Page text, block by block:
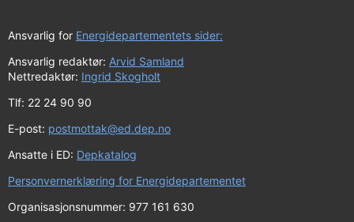
Ansvarlig for Energidepartementets sider:
Ansvarlig redaktør: Arvid Samland
Nettredaktør: Ingrid Skogholt
Tlf: 22 24 90 90
E-post: postmottak@ed.dep.no
Ansatte i ED: Depkatalog
Personvernerklæring for Energidepartementet
Organisasjonsnummer: 977 161 630